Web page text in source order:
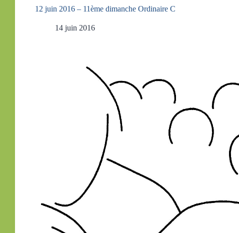
12 juin 2016 – 11ème dimanche Ordinaire C
14 juin 2016